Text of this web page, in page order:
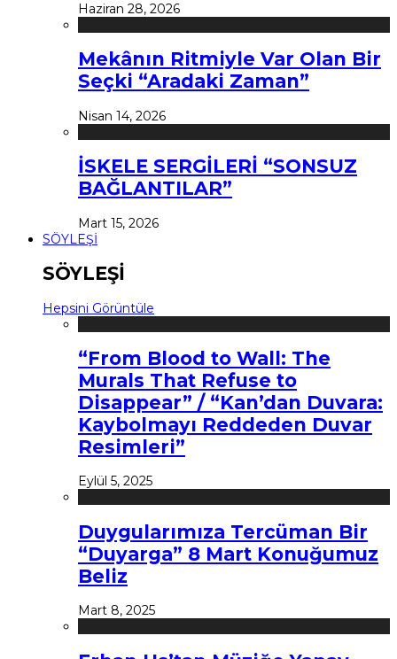
Haziran 28, 2026
Mekânın Ritmiyle Var Olan Bir
Seçki “Aradaki Zaman”
Nisan 14, 2026
İSKELE SERGİLERİ “SONSUZ
BAĞLANTILAR”
Mart 15, 2026
SÖYLEŞİ
SÖYLEŞİ
Hepsini Görüntüle
“From Blood to Wall: The
Murals That Refuse to
Disappear” / “Kan’dan Duvara:
Kaybolmayı Reddeden Duvar
Resimleri”
Eylül 5, 2025
Duygularımıza Tercüman Bir
“Duyarga” 8 Mart Konuğumuz
Beliz
Mart 8, 2025